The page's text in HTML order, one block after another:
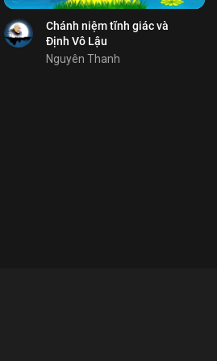
Chánh niệm tĩnh giác và
Định Vô Lậu
Nguyên Thanh
Chia sẻ